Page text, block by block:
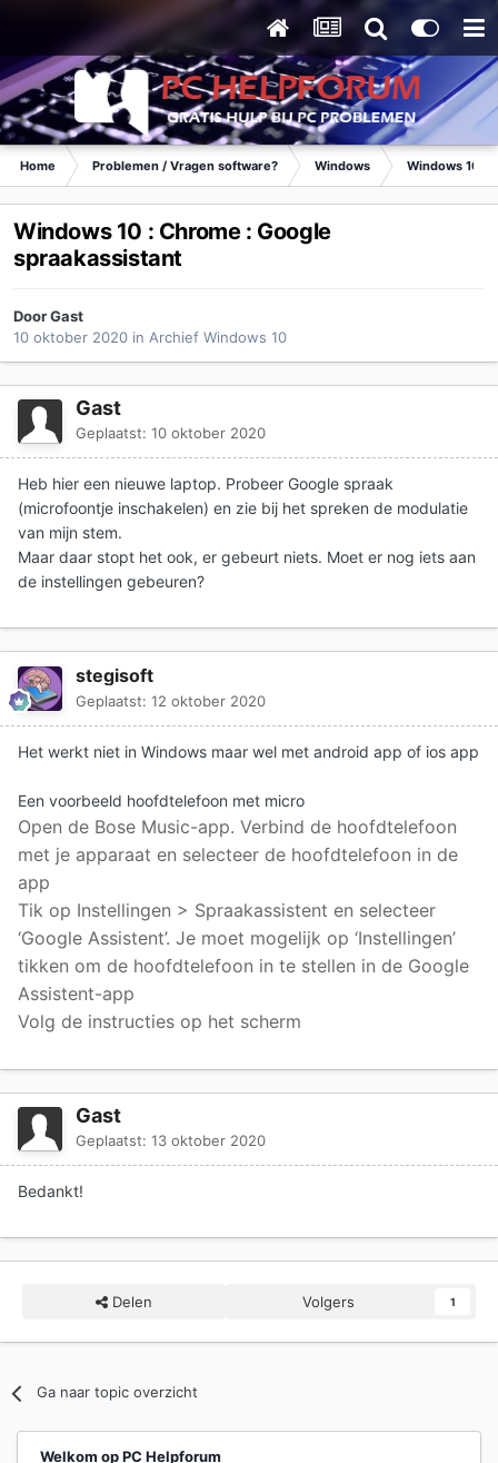
Home Problemen / Vragen software? Windows Windows 10
Windows 10 : Chrome : Google
spraakassistant
Door Gast
10 oktober 2020 in Archief Windows 10
Gast
Geplaatst: 10 oktober 2020
Heb hier een nieuwe laptop. Probeer Google spraak
(microfoontje inschakelen) en zie bij het spreken de modulatie
van mijn stem.
Maar daar stopt het ook, er gebeurt niets. Moet er nog iets aan
de instellingen gebeuren?
stegisoft
Geplaatst: 12 oktober 2020
Het werkt niet in Windows maar wel met android app of ios app
Een voorbeeld hoofdtelefoon met micro
Open de Bose Music-app. Verbind de hoofdtelefoon
met je apparaat en selecteer de hoofdtelefoon in de
app
Tik op Instellingen > Spraakassistent en selecteer
‘Google Assistent’. Je moet mogelijk op ‘Instellingen’
tikken om de hoofdtelefoon in te stellen in de Google
Assistent-app
Volg de instructies op het scherm
Gast
Geplaatst: 13 oktober 2020
Bedankt!
Delen Volgers 1
Ga naar topic overzicht
Welkom op PC Helpforum